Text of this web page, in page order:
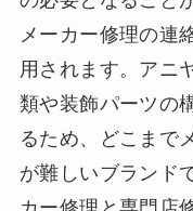
メーカー修理の連
用されます。アニ
類や装飾パーツの
るため、どこまで
が難しいブランド